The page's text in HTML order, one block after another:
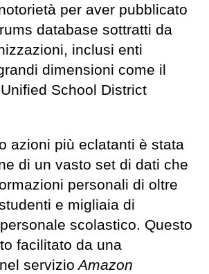
per aver pubblicato
database sottratti da
inclusi enti
dimensioni come il
School District
azioni più eclatanti è stata
di un vasto set di dati che
personali di oltre
e migliaia di
scolastico. Questo
facilitato da una
servizio Amazon